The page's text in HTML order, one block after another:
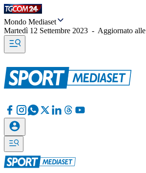
Mondo Mediaset
Martedì 12 Settembre 2023 - Aggiornato alle